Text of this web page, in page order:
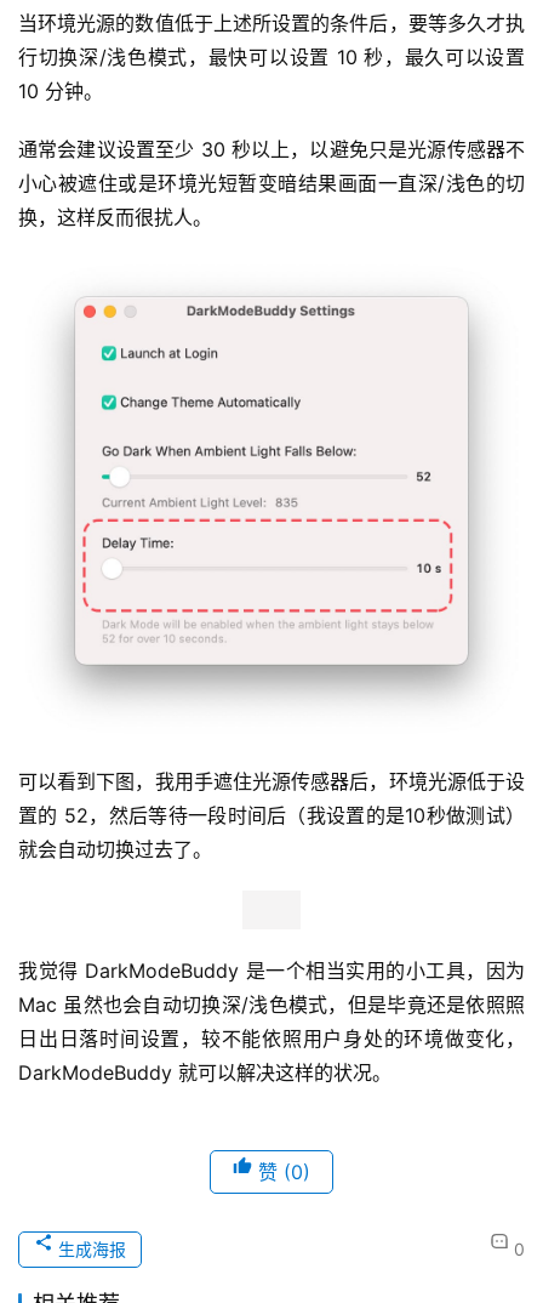
当环境光源的数值低于上述所设置的条件后，要等多久才执
行切换深/浅色模式，最快可以设置 10 秒，最久可以设置
10 分钟。
通常会建议设置至少 30 秒以上，以避免只是光源传感器不
小心被遮住或是环境光短暂变暗结果画面一直深/浅色的切
换，这样反而很扰人。
可以看到下图，我用手遮住光源传感器后，环境光源低于设
置的 52，然后等待一段时间后（我设置的是10秒做测试）
就会自动切换过去了。
我觉得 DarkModeBuddy 是一个相当实用的小工具，因为
Mac 虽然也会自动切换深/浅色模式，但是毕竟还是依照照
日出日落时间设置，较不能依照用户身处的环境做变化，
DarkModeBuddy 就可以解决这样的状况。
赞 (0)
0
生成海报